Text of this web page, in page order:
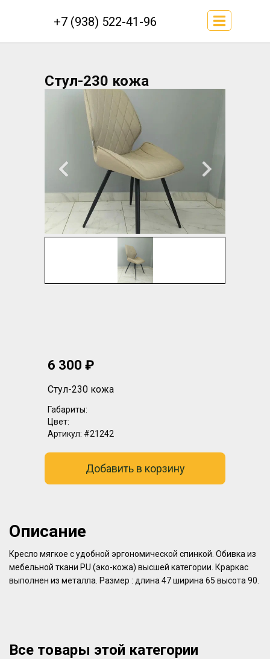
+7 (938) 522-41-96
Стул-230 кожа
6 300 ₽
Стул-230 кожа
Габариты:
Цвет:
Артикул: #21242
Добавить в корзину
Описание
Кресло мягкое с удобной эргономической спинкой. Обивка из
мебельной ткани PU (эко-кожа) высшей категории. Краркас
выполнен из металла. Размер : длина 47 ширина 65 высота 90.
Все товары этой категории